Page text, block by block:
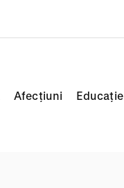
Afecțiuni Educație